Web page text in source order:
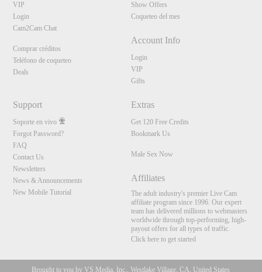
VIP
Login
Cam2Cam Chat
Comprar créditos
Teléfono de coqueteo
Deals
Show Offers
Coqueteo del mes
Account Info
Login
VIP
Gifts
Support
Soporte en vivo
Forgot Password?
FAQ
Contact Us
Newsletters
News & Announcements
New Mobile Tutorial
Extras
Get 120 Free Credits
Bookmark Us
Male Sex Now
Affiliates
The adult industry's premier Live Cam
affiliate program since 1996. Our expert
team has delivered millions to webmasters
worldwide through top-performing, high-
payout offers for all types of traffic.
Click here to get started
Brought to you by VS Media, Inc., Westlake Village, CA, United States